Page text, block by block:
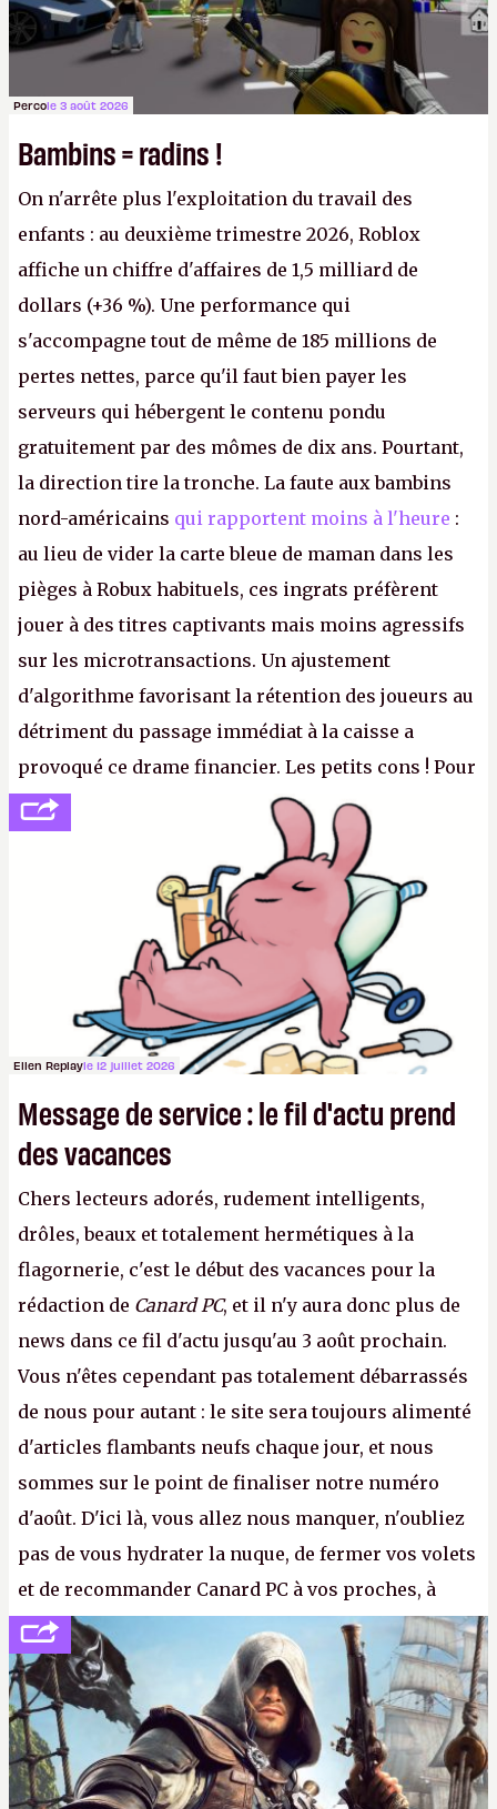
Percole 3 août 2026
Bambins = radins !
On n'arrête plus l'exploitation du travail des
enfants : au deuxième trimestre 2026, Roblox
affiche un chiffre d'affaires de 1,5 milliard de
dollars (+36 %). Une performance qui
s'accompagne tout de même de 185 millions de
pertes nettes, parce qu'il faut bien payer les
serveurs qui hébergent le contenu pondu
gratuitement par des mômes de dix ans. Pourtant,
la direction tire la tronche. La faute aux bambins
nord-américains qui rapportent moins à l'heure :
au lieu de vider la carte bleue de maman dans les
pièges à Robux habituels, ces ingrats préfèrent
jouer à des titres captivants mais moins agressifs
sur les microtransactions. Un ajustement
d'algorithme favorisant la rétention des joueurs au
détriment du passage immédiat à la caisse a
provoqué ce drame financier. Les petits cons ! Pour
se consoler, le PDG David Baszucki peut compter
sur le déblocage du jeu en Russie et l'explosion des
joueurs majeurs (+32 %). L'avenir appartient donc
aux adultes, qui ne sont jamais que des enfants
avec du pouvoir d'achat.P.
Ellen Replayle 12 juillet 2026
Message de service : le fil d'actu prend
des vacances
Chers lecteurs adorés, rudement intelligents,
drôles, beaux et totalement hermétiques à la
flagornerie, c'est le début des vacances pour la
rédaction de Canard PC, et il n'y aura donc plus de
news dans ce fil d'actu jusqu'au 3 août prochain.
Vous n'êtes cependant pas totalement débarrassés
de nous pour autant : le site sera toujours alimenté
d'articles flambants neufs chaque jour, et nous
sommes sur le point de finaliser notre numéro
d'août. D'ici là, vous allez nous manquer, n'oubliez
pas de vous hydrater la nuque, de fermer vos volets
et de recommander Canard PC à vos proches, à
votre famille et aux inconnus que vous croisez
dans la rue. Bon été à tous ! –ER.